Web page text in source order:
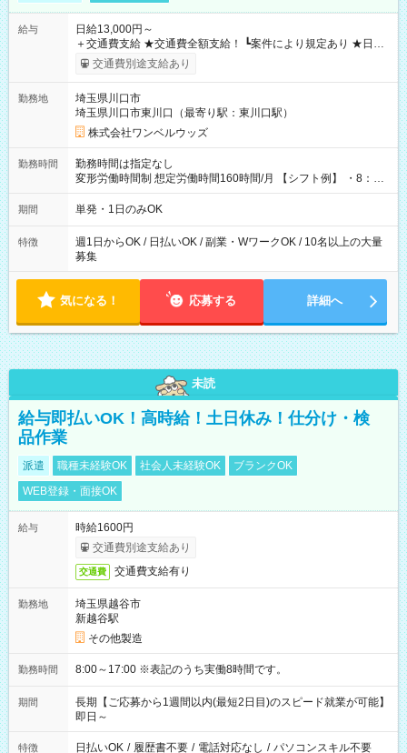
給与
日給13,000円～
＋交通費支給 ★交通費全額支給！ ┗案件により規定あり ★日払
いOK！（規定あり） ┗働いたその日に現金GET♪ お仕事後はコ
ンビニATMから 日払い分を引き落とせます！ 【試用期間】試
交通費別途支給あり
勤務地
埼玉県川口市
埼玉県川口市東川口（最寄り駅：東川口駅）
株式会社ワンベルウッズ
勤務時間
勤務時間は指定なし
変形労働時間制 想定労働時間160時間/月 【シフト例】 ・8：00
～21：00
期間 単発・1日のみOK
特徴
週1日からOK / 日払いOK / 副業・WワークOK / 10名以上の大量
募集
気になる！ 応募する 詳細へ
未読
給与即払いOK！高時給！土日休み！仕分け・検
品作業
派遣 職種未経験OK 社会人未経験OK
ブランクOK
WEB登録・面接OK
給与
時給1600円
交通費別途支給あり
交通費 交通費支給有り
勤務地
埼玉県越谷市
新越谷駅
その他製造
勤務時間 8:00～17:00 ※表記のうち実働8時間です。
期間
長期【ご応募から1週間以内(最短2日目)のスピード就業が可能】
即日～
特徴 日払いOK / 履歴書不要 / 電話対応なし / パソコンスキル不要